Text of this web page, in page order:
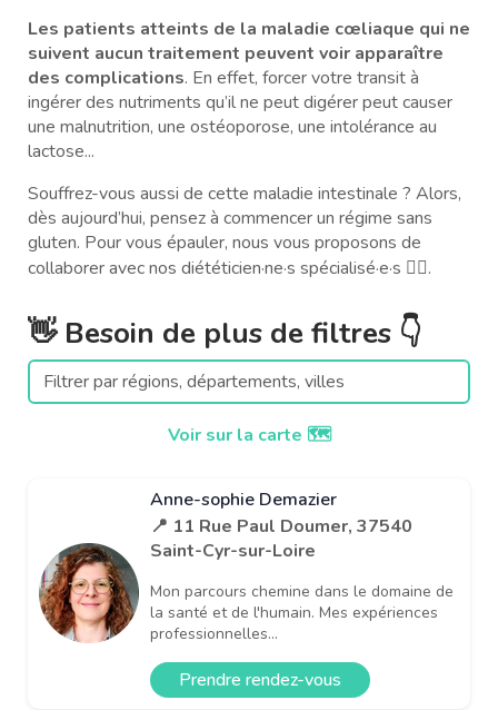
Les patients atteints de la maladie cœliaque qui ne
suivent aucun traitement peuvent voir apparaître
des complications. En effet, forcer votre transit à
ingérer des nutriments qu’il ne peut digérer peut causer
une malnutrition, une ostéoporose, une intolérance au
lactose...
Souffrez-vous aussi de cette maladie intestinale ? Alors,
dès aujourd’hui, pensez à commencer un régime sans
gluten. Pour vous épauler, nous vous proposons de
collaborer avec nos diététicien·ne·s spécialisé·e·s 🧑‍⚕️.
👋 Besoin de plus de filtres 👇
Voir sur la carte 🗺️
Anne-sophie Demazier
📍 11 Rue Paul Doumer, 37540
Saint-Cyr-sur-Loire
Mon parcours chemine dans le domaine de
la santé et de l'humain. Mes expériences
professionnelles...
Prendre rendez-vous